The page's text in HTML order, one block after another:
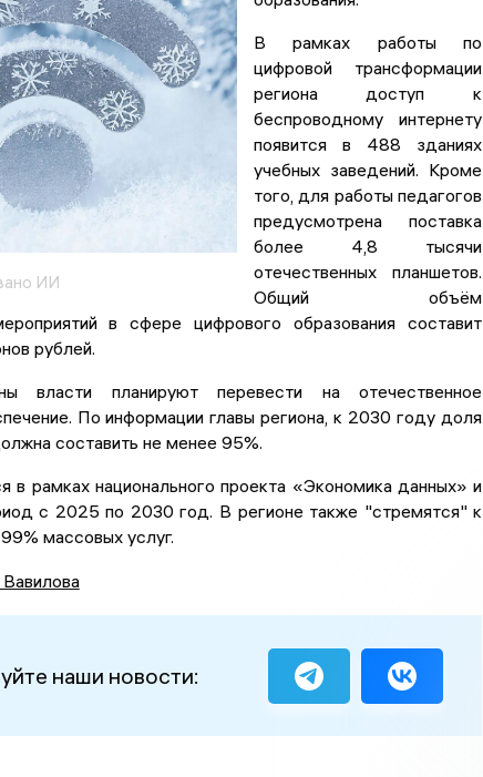
ИИ
В рамках работы по
цифровой трансформации
региона доступ к
беспроводному интернету
появится в 488 зданиях
учебных заведений. Кроме
того, для работы педагогов
предусмотрена поставка
более 4,8 тысячи
отечественных планшетов.
Общий объём
в сфере цифрового образования составит
рублей.
власти планируют перевести на отечественное
По информации главы региона, к 2030 году доля
составить не менее 95%.
в рамках национального проекта «Экономика данных» и
с 2025 по 2030 год. В регионе также "стремятся" к
массовых услуг.
наши новости: